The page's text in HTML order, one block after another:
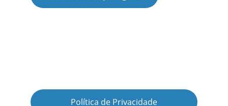
Política de Privacidade